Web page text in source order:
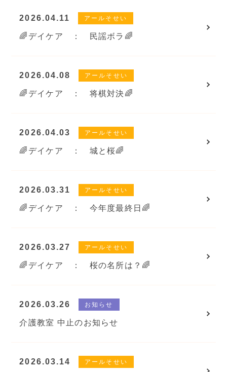
2026.04.11 アールそせい
🌈デイケア ： 民謡ボラ🌈
2026.04.08 アールそせい
🌈デイケア ： 将棋対決🌈
2026.04.03 アールそせい
🌈デイケア ： 城と桜🌈
2026.03.31 アールそせい
🌈デイケア ： 今年度最終日🌈
2026.03.27 アールそせい
🌈デイケア ： 桜の名所は？🌈
2026.03.26 お知らせ
介護教室 中止のお知らせ
2026.03.14 アールそせい